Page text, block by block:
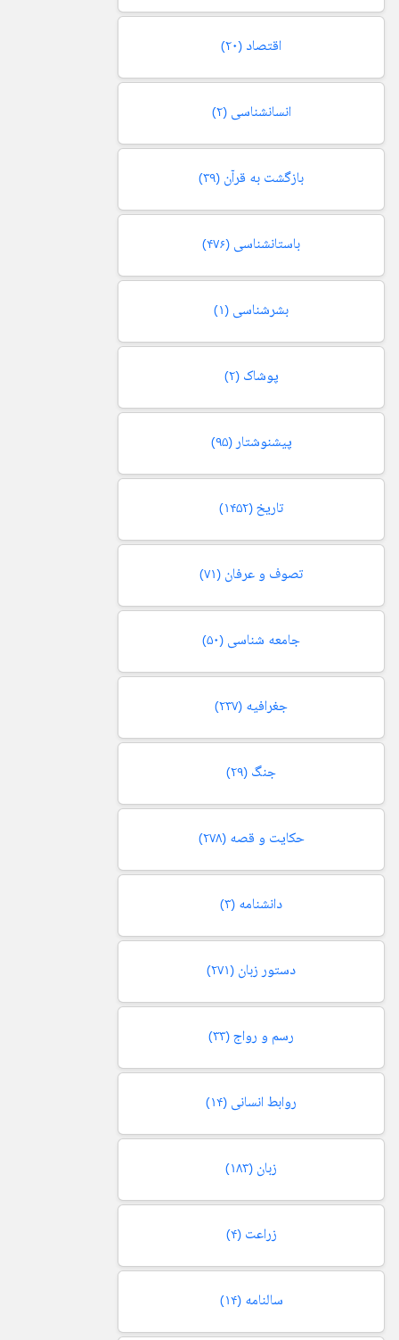
اقتصاد (۲۰)
انسانشناسی(۲)
بازگشت به قرآن (۳۹)
باستانشناسی (۴۷۶)
بشرشناسی (۱)
پوشاک(۲)
پیشنوشتار(۹۵)
تاریخ (۱۴۵۲)
تصوف و عرفان (۷۱)
جامعه شناسی (۵۰)
جغرافیه (۲۳۷)
جنگ (۲۹)
حکایت و قصه(۲۷۸)
دانشنامه (۳)
دستور زبان (۲۷۱)
رسم و رواج (۳۳)
روابط انسانی (۱۴)
زبان (۱۸۳)
زراعت(۴)
سالنامه(۱۴)